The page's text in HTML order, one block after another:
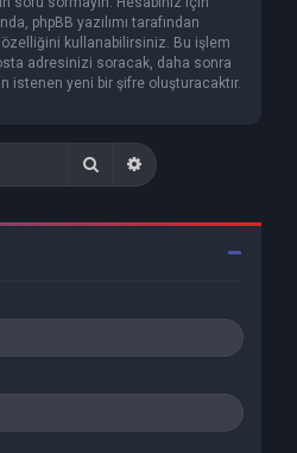
phpBB yazılımı tarafından
kullanabilirsiniz. Bu işlem
adresinizi soracak, daha sonra
istenen yeni bir şifre oluşturacaktır.
Gelişmiş arama